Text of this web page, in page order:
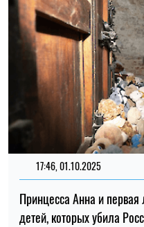
17:46, 01.10.2025
Принцесса Анна и
детей, которых убила